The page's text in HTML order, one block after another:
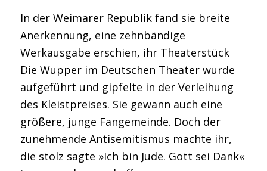
In der Weimarer Republik fand sie breite
Anerkennung, eine zehnbändige
Werkausgabe erschien, ihr Theaterstück
Die Wupper im Deutschen Theater wurde
aufgeführt und gipfelte in der Verleihung
des Kleistpreises. Sie gewann auch eine
größere, junge Fangemeinde. Doch der
zunehmende Antisemitismus machte ihr,
die stolz sagte »Ich bin Jude. Gott sei Dank«